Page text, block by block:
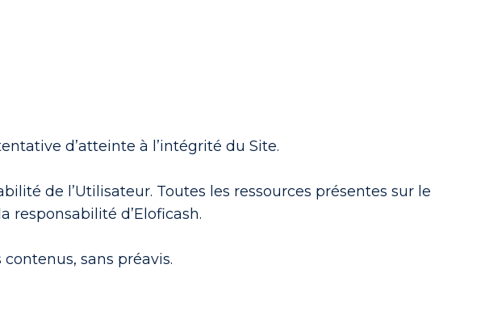
d’atteinte à l’intégrité du Site.
de l’Utilisateur. Toutes les ressources présentes sur le
d’Eloficash.
sans préavis.